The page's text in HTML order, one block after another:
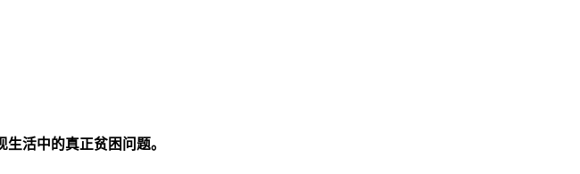
活中的真正贫困问题。